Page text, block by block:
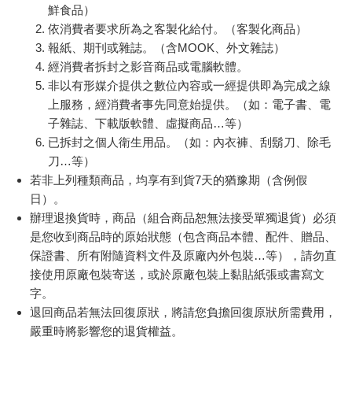
鮮食品）
依消費者要求所為之客製化給付。（客製化商品）
報紙、期刊或雜誌。（含MOOK、外文雜誌）
經消費者拆封之影音商品或電腦軟體。
非以有形媒介提供之數位內容或一經提供即為完成之線
上服務，經消費者事先同意始提供。（如：電子書、電
子雜誌、下載版軟體、虛擬商品…等）
已拆封之個人衛生用品。（如：內衣褲、刮鬍刀、除毛
刀…等）
若非上列種類商品，均享有到貨7天的猶豫期（含例假
日）。
辦理退換貨時，商品（組合商品恕無法接受單獨退貨）必須
是您收到商品時的原始狀態（包含商品本體、配件、贈品、
保證書、所有附隨資料文件及原廠內外包裝…等），請勿直
接使用原廠包裝寄送，或於原廠包裝上黏貼紙張或書寫文
字。
退回商品若無法回復原狀，將請您負擔回復原狀所需費用，
嚴重時將影響您的退貨權益。